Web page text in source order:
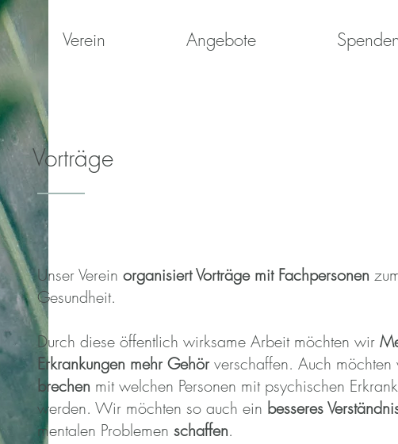
Verein Angebote Spenden
Vorträge
Unser Verein organisiert Vorträge mit Fachpersonen
Gesundheit.
Durch diese öffentlich wirksame Arbeit möchten wir
Erkrankungen mehr Gehörverschaffen. Auch
brechen mit welchen Personen mit psychischen
werden. Wir möchten so auch ein besseres
mentalen Problemen schaffen.